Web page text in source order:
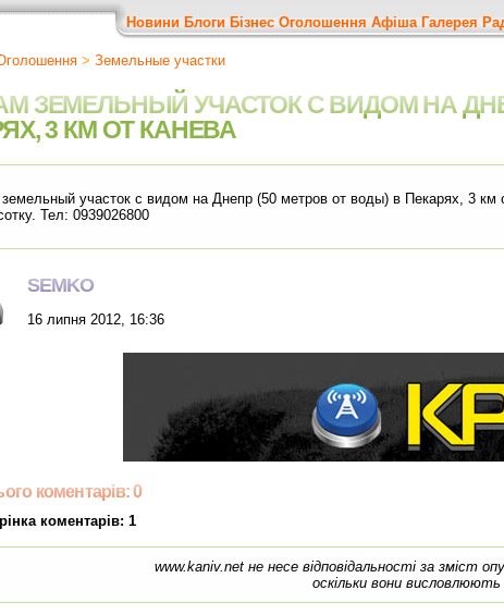
Новини Блоги Бізнес Оголошення Афіша Галерея
> Земельные участки
ЗЕМЕЛЬНЫЙ УЧАСТОК С ВИДОМ НА
3 КМ ОТ КАНЕВА
участок с видом на Днепр (50 метров от воды) в Пекарях, 3
Тел: 0939026800
SEMKO
16 липня 2012, 16:36
коментарів: 0
коментарів: 1
www.kaniv.net не несе відповідальності за зміст
оскільки вони висловлюють